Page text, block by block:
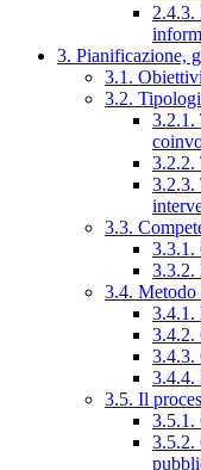
2.4.3.
3. Pianificazione,
3.1.
3.2.
3.2.1.
3.2.2.
3.2.3.
3.3.
3.3.1.
3.3.2.
3.4.
3.4.1.
3.4.2.
3.4.3.
3.4.4.
3.5. Il
3.5.1.
3.5.2.